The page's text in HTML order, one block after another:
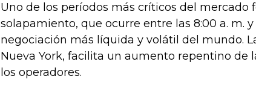
Uno de los períodos más críticos del mercado
solapamiento, que ocurre entre las 8:00 a. m.
negociación más líquida y volátil del mundo.
Nueva York, facilita un aumento repentino de
los operadores.